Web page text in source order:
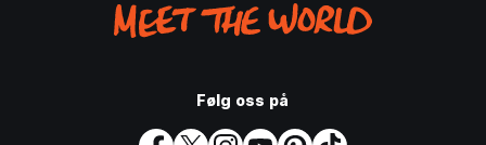
Følg oss på